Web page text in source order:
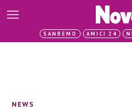
SANREMO AMICI 24
NEWS